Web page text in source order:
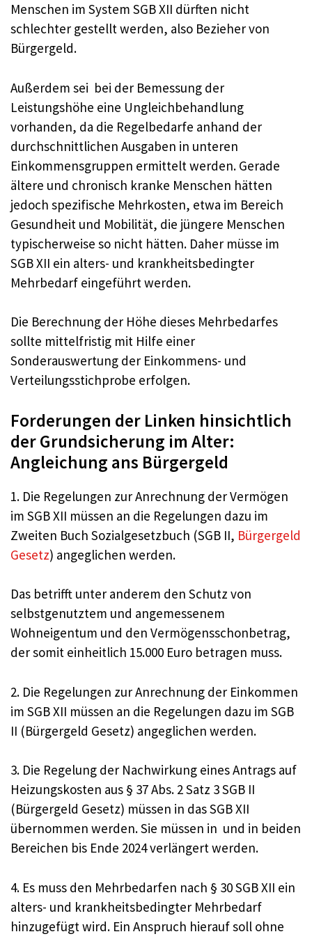
Menschen im System SGB XII dürften nicht
schlechter gestellt werden, also Bezieher von
Bürgergeld.
Außerdem sei bei der Bemessung der
Leistungshöhe eine Ungleichbehandlung
vorhanden, da die Regelbedarfe anhand der
durchschnittlichen Ausgaben in unteren
Einkommensgruppen ermittelt werden. Gerade
ältere und chronisch kranke Menschen hätten
jedoch spezifische Mehrkosten, etwa im Bereich
Gesundheit und Mobilität, die jüngere Menschen
typischerweise so nicht hätten. Daher müsse im
SGB XII ein alters- und krankheitsbedingter
Mehrbedarf eingeführt werden.
Die Berechnung der Höhe dieses Mehrbedarfes
sollte mittelfristig mit Hilfe einer
Sonderauswertung der Einkommens- und
Verteilungsstichprobe erfolgen.
Forderungen der Linken hinsichtlich
der Grundsicherung im Alter:
Angleichung ans Bürgergeld
1. Die Regelungen zur Anrechnung der Vermögen
im SGB XII müssen an die Regelungen dazu im
Zweiten Buch Sozialgesetzbuch (SGB II, Bürgergeld
Gesetz) angeglichen werden.
Das betrifft unter anderem den Schutz von
selbstgenutztem und angemessenem
Wohneigentum und den Vermögensschonbetrag,
der somit einheitlich 15.000 Euro betragen muss.
2. Die Regelungen zur Anrechnung der Einkommen
im SGB XII müssen an die Regelungen dazu im SGB
II (Bürgergeld Gesetz) angeglichen werden.
3. Die Regelung der Nachwirkung eines Antrags auf
Heizungskosten aus § 37 Abs. 2 Satz 3 SGB II
(Bürgergeld Gesetz) müssen in das SGB XII
übernommen werden. Sie müssen in und in beiden
Bereichen bis Ende 2024 verlängert werden.
4. Es muss den Mehrbedarfen nach § 30 SGB XII ein
alters- und krankheitsbedingter Mehrbedarf
hinzugefügt wird. Ein Anspruch hierauf soll ohne